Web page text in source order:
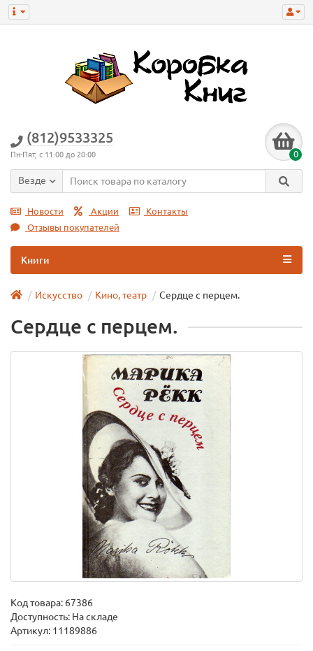
(812)9533325
Пн-Пят, с 11:00 до 20:00 0
Везде
Новости Акции
Контакты
Отзывы покупателей
Книги
Искусство Кино, театр Сердце с перцем.
Сердце с перцем.
Код товара: 67386
Доступность: На складе
Артикул: 11189886